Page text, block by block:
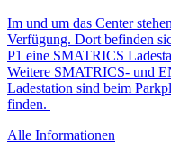
Im und um das Center
Verfügung. Dort befinden
P1 eine SMATRICS
Weitere SMATRICS- und
Ladestation sind beim
finden.
Alle Informationen